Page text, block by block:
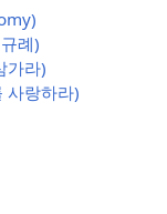
례)
가라)
사랑하라)